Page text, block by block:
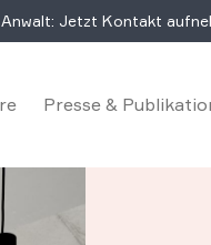
Jetzt Kontakt
Presse &